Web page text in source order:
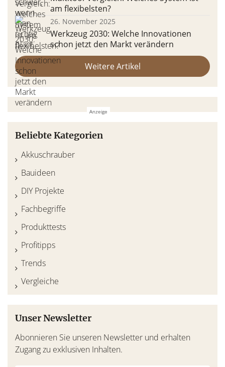
am flexibelsten?
26. November 2025
Werkzeug 2030: Welche Innovationen
schon jetzt den Markt verändern
Weitere Artikel
Beliebte Kategorien
Akkuschrauber
Bauideen
DIY Projekte
Fachbegriffe
Produkttests
Profitipps
Trends
Vergleiche
Unser Newsletter
Abonnieren Sie unseren Newsletter und erhalten
Zugang zu exklusiven Inhalten.